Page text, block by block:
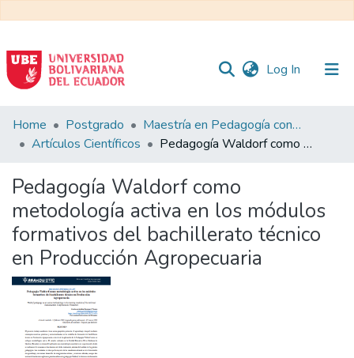
Log In (current)
Communities
&
All of DSpace
Statistics
Home Postgrado
Maestría en Pedagogía con Mención en Formación Técnica y Profesional
Artículos Científicos
Pedagogía Waldorf como metodología activa en los módulos formativos del bachillerato técnico en Producción Agropecuaria
Pedagogía Waldorf como
metodología activa en los módulos
formativos del bachillerato técnico
en Producción Agropecuaria